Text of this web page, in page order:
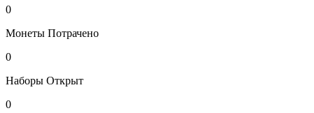
0
Монеты Потрачено
0
Наборы Открыт
0